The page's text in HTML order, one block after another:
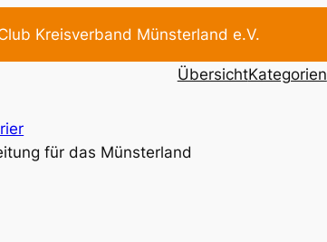
Kreisverband Münsterland e.V.
ÜbersichtKategorien
für das Münsterland